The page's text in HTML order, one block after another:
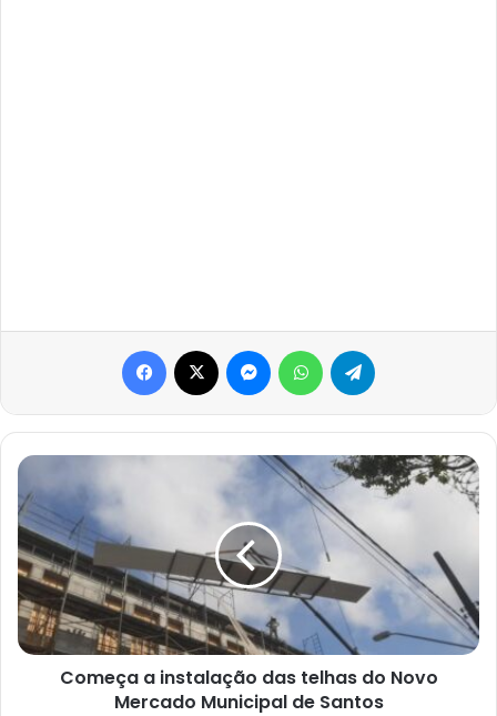
Facebook MessengerWhatsApp
Começa
instalação
das
telhas
do
Novo
Mercado
Municipal
Começa a instalação das telhas do Novo
Mercado Municipal de Santos